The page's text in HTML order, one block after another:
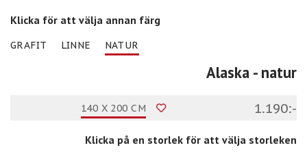
Klicka för att välja annan färg
GRAFIT LINNE NATUR
Alaska - natur
140 X 200 CM 1.190:-
Klicka på en storlek för att välja storleken